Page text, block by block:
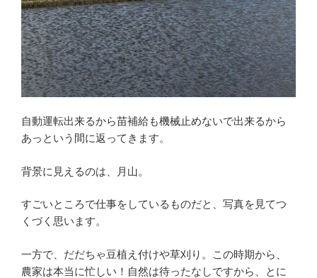
自動運転出来るから苗補給も機械止めないで出来るから
あっという間に返ってきます。
背景に見えるのは、月山。
すごいところで仕事をしているものだと、写真を見てつ
くづく思います。
一方で、だだちゃ豆植え付けや草刈り。この時期から、
農家は本当に忙しい！自然は待ったなしですから、とに